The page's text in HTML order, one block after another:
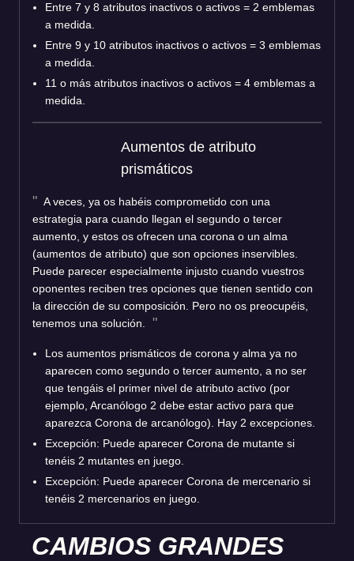
Entre 7 y 8 atributos inactivos o activos = 2 emblemas
a medida.
Entre 9 y 10 atributos inactivos o activos = 3 emblemas
a medida.
11 o más atributos inactivos o activos = 4 emblemas a
medida.
Aumentos de atributo
prismáticos
A veces, ya os habéis comprometido con una
estrategia para cuando llegan el segundo o tercer
aumento, y estos os ofrecen una corona o un alma
(aumentos de atributo) que son opciones inservibles.
Puede parecer especialmente injusto cuando vuestros
oponentes reciben tres opciones que tienen sentido con
la dirección de su composición. Pero no os preocupéis,
tenemos una solución.
Los aumentos prismáticos de corona y alma ya no
aparecen como segundo o tercer aumento, a no ser
que tengáis el primer nivel de atributo activo (por
ejemplo, Arcanólogo 2 debe estar activo para que
aparezca Corona de arcanólogo). Hay 2 excepciones.
Excepción: Puede aparecer Corona de mutante si
tenéis 2 mutantes en juego.
Excepción: Puede aparecer Corona de mercenario si
tenéis 2 mercenarios en juego.
CAMBIOS GRANDES